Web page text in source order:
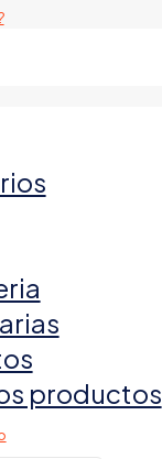
productos